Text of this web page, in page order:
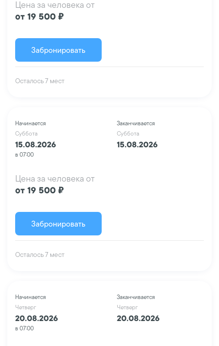
Цена за человека от
от 19 500 ₽
Забронировать
Осталось 7 мест
Начинается
Суббота
15.08.2026
в 07:00
Заканчивается
Суббота
15.08.2026
Цена за человека от
от 19 500 ₽
Забронировать
Осталось 7 мест
Начинается
Четверг
20.08.2026
в 07:00
Заканчивается
Четверг
20.08.2026